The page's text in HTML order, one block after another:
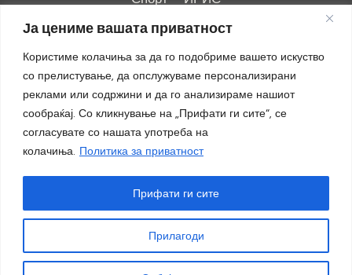
Ја цениме вашата приватност
Користиме колачиња за да го подобриме вашето искуство
со прелистување, да опслужуваме персонализирани
реклами или содржини и да го анализираме нашиот
сообраќај. Со кликнување на „Прифати ги сите“, се
согласувате со нашата употреба на
колачиња. Политика за приватност
Прилагоди
Прифати ги сите
Импресум|Маркетинг
© 2018 - 2026 ОТВ